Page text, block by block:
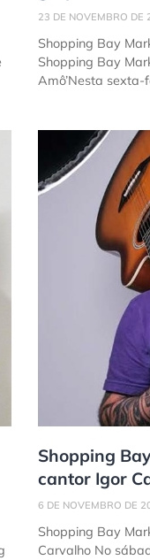
23 DE NOVEMBRO DE
Shopping Bay
Shopping Bay
Amô’Nesta
Shopping
cantor Igor
6 DE NOVEMBRO DE
Shopping Bay
Carvalho No